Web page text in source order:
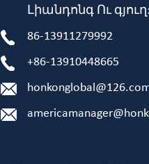
Լիանդոնգ Ու գյուղ:
86-13911279992
+86-13910448665